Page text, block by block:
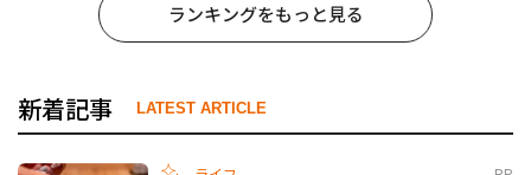
ランキングをもっと見る
新着記事 LATEST ARTICLE